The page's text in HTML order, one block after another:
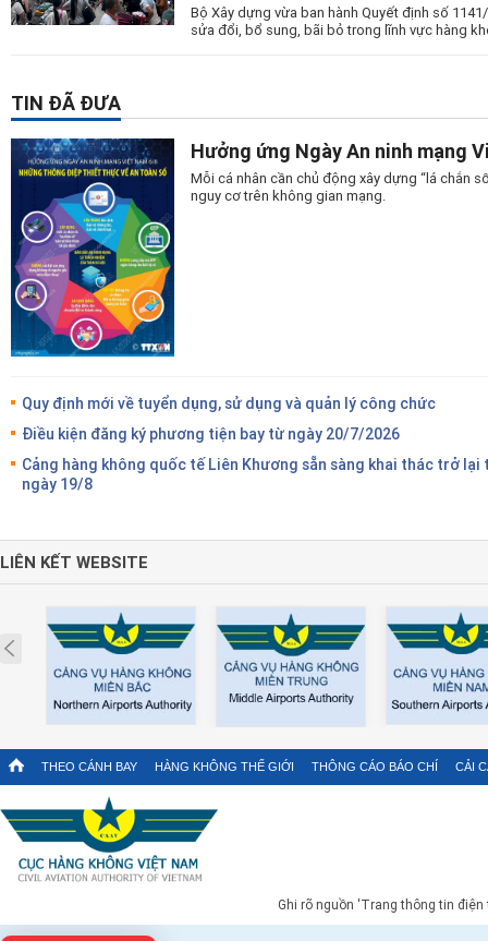
Bộ Xây dựng vừa ban hành Quyết định số
sửa đổi, bổ sung, bãi bỏ trong lĩnh vực hàng
TIN ĐÃ ĐƯA
Hưởng ứng Ngày An ninh mạng
Mỗi cá nhân cần chủ động xây dựng “lá chắn
nguy cơ trên không gian mạng.
Quy định mới về tuyển dụng, sử dụng và quản lý công chức
Điều kiện đăng ký phương tiện bay từ ngày 20/7/2026
Cảng hàng không quốc tế Liên Khương sẵn sàng khai thác trở lại
ngày 19/8
LIÊN KẾT WEBSITE
Prev
THEO CÁNH BAY HÀNG KHÔNG THẾ GIỚI THÔNG CÁO BÁO CHÍ CẢI
Ghi rõ nguồn 'Trang thông tin